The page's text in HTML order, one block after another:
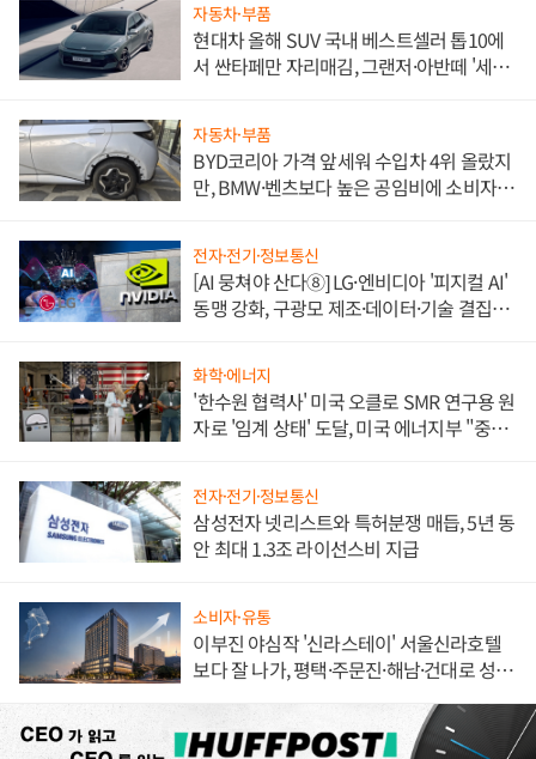
자동차·부품
현대차 올해 SUV 국내 베스트셀러 톱10에
서 싼타페만 자리매김, 그랜저·아반떼 '세단
자동차·부품
BYD코리아 가격 앞세워 수입차 4위 올랐지
만, BMW·벤츠보다 높은 공임비에 소비자
전자·전기·정보통신
[AI 뭉쳐야 산다⑧] LG·엔비디아 '피지컬 AI'
동맹 강화, 구광모 제조·데이터·기술 결집
화학·에너지
'한수원 협력사' 미국 오클로 SMR 연구용 원
자로 '임계 상태' 도달, 미국 에너지부 "중요
전자·전기·정보통신
삼성전자 넷리스트와 특허분쟁 매듭, 5년 동
안 최대 1.3조 라이선스비 지급
소비자·유통
이부진 야심작 '신라스테이' 서울신라호텔
보다 잘 나가, 평택·주문진·해남·건대로 성